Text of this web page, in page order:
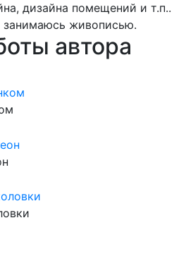
дизайна помещений и т.п..
живописью.
автора